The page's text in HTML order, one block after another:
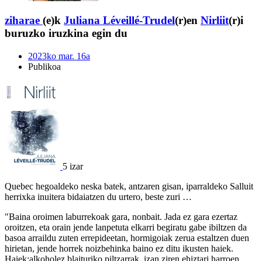
ziharae (e)k Juliana Léveillé-Trudel(r)en Nirliit(r)i
buruzko iruzkina egin du
2023ko mar. 16a
Publikoa
5 izar
Quebec hegoaldeko neska batek, antzaren gisan, iparraldeko Salluit
herrixka inuitera bidaiatzen du urtero, beste zuri …
"Baina oroimen laburrekoak gara, nonbait. Jada ez gara ezertaz
oroitzen, eta orain jende lanpetuta elkarri begiratu gabe ibiltzen da
basoa arraildu zuten errepideetan, hormigoiak zerua estaltzen duen
hirietan, jende horrek noizbehinka baino ez ditu ikusten haiek.